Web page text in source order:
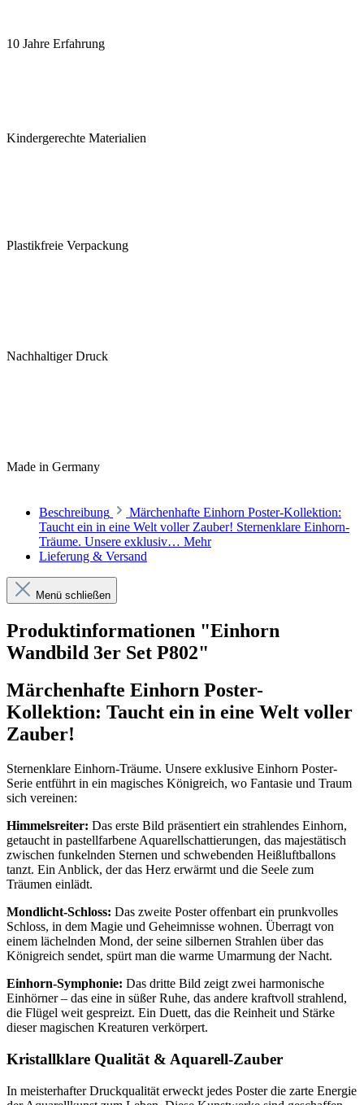
10 Jahre Erfahrung
Kindergerechte Materialien
Plastikfreie Verpackung
Nachhaltiger Druck
Made in Germany
Beschreibung
Märchenhafte Einhorn Poster-Kollektion:
Taucht ein in eine Welt voller Zauber! Sternenklare Einhorn-
Träume. Unsere exklusiv… Mehr
Lieferung & Versand
Menü schließen
Produktinformationen "Einhorn
Wandbild 3er Set P802"
Märchenhafte Einhorn Poster-
Kollektion: Taucht ein in eine Welt voller
Zauber!
Sternenklare Einhorn-Träume. Unsere exklusive Einhorn Poster-
Serie entführt in ein magisches Königreich, wo Fantasie und Traum
sich vereinen:
Himmelsreiter: Das erste Bild präsentiert ein strahlendes Einhorn,
getaucht in pastellfarbene Aquarellschattierungen, das majestätisch
zwischen funkelnden Sternen und schwebenden Heißluftballons
tanzt. Ein Anblick, der das Herz erwärmt und die Seele zum
Träumen einlädt.
Mondlicht-Schloss: Das zweite Poster offenbart ein prunkvolles
Schloss, in dem Magie und Geheimnisse wohnen. Überragt von
einem lächelnden Mond, der seine silbernen Strahlen über das
Königreich sendet, spürt man die warme Umarmung der Nacht.
Einhorn-Symphonie: Das dritte Bild zeigt zwei harmonische
Einhörner – das eine in süßer Ruhe, das andere kraftvoll strahlend,
die Flügel weit gespreizt. Ein Duett, das die Reinheit und Stärke
dieser magischen Kreaturen verkörpert.
Kristallklare Qualität & Aquarell-Zauber
In meisterhafter Druckqualität erweckt jedes Poster die zarte Energie